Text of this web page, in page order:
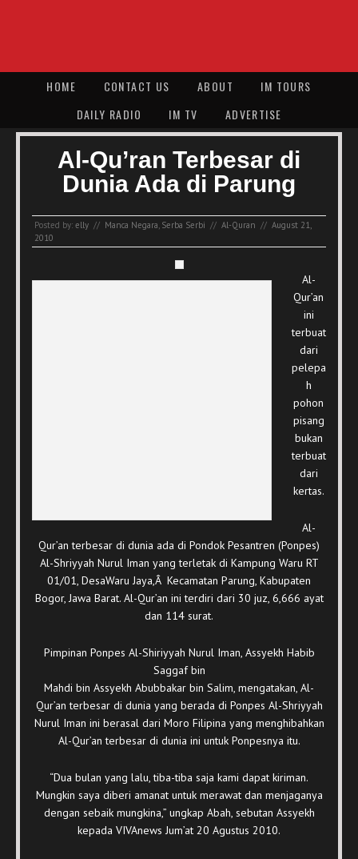
HOME CONTACT US ABOUT
IM TOURS
DAILY RADIO
IM TV ADVERTISE
Al-Qu’ran Terbesar di
Dunia Ada di Parung
Posted by: elly // Manca Negara, Serba Serbi // Al-Quran // August 21,
2010
Al-
Qur’an
ini
terbuat
dari
pelepa
h
pohon
pisang
bukan
terbuat
dari
kertas.
Al-
Qur’an terbesar di dunia ada di Pondok Pesantren (Ponpes)
Al-Shriyyah Nurul Iman yang terletak di Kampung Waru RT
01/01, DesaWaru Jaya,Â Kecamatan Parung, Kabupaten
Bogor, Jawa Barat. Al-Qur’an ini terdiri dari 30 juz, 6,666 ayat
dan 114 surat.
Pimpinan Ponpes Al-Shiriyyah Nurul Iman, Assyekh Habib
Saggaf bin
Mahdi bin Assyekh Abubbakar bin Salim, mengatakan, Al-
Qur’an terbesar di dunia yang berada di Ponpes Al-Shriyyah
Nurul Iman ini berasal dari Moro Filipina yang menghibahkan
Al-Qur’an terbesar di dunia ini untuk Ponpesnya itu.
“Dua bulan yang lalu, tiba-tiba saja kami dapat kiriman.
Mungkin saya diberi amanat untuk merawat dan menjaganya
dengan sebaik mungkina,” ungkap Abah, sebutan Assyekh
kepada VIVAnews Jum’at 20 Agustus 2010.